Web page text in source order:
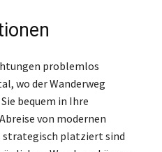
problemlos
wo der Wanderweg
bequem in Ihre
von modernen
strategisch platziert sind